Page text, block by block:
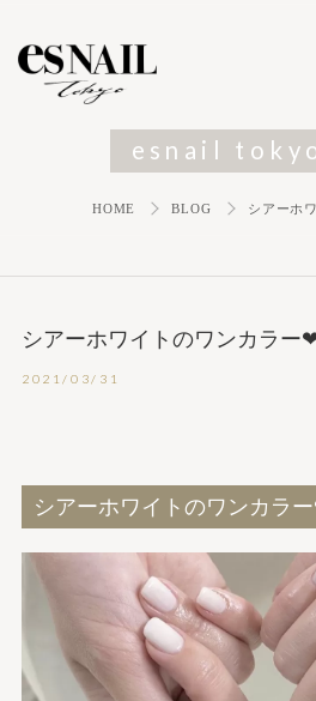
esnail
HOME BLOG シアーホ
シアーホワイトのワンカラー
2021/03/31
シアーホワイトのワンカラ